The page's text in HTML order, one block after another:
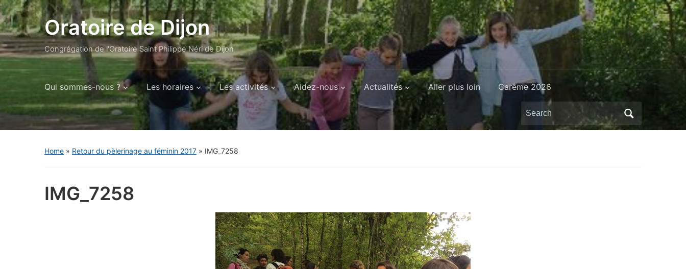
Oratoire de Dijon
Congrégation de l'Oratoire Saint Philippe Néri de Dijon
Qui sommes-nous ? Les horaires Les activités Aidez-nous Actualités Aller plus loin Carême 2026
Search
for:
Home » Retour du pèlerinage au féminin 2017 » IMG_7258
IMG_7258